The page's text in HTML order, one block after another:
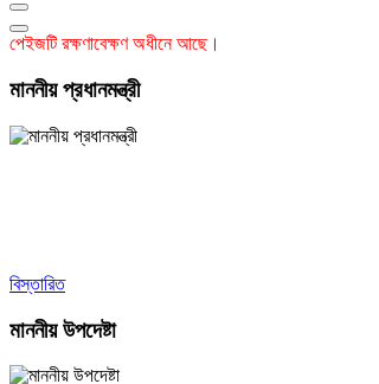
পেইজটি রক্ষণাবেক্ষণ অধীনে আছে।
মাননীয় প্রধানমন্ত্রী
বিস্তারিত
মাননীয় উপদেষ্টা